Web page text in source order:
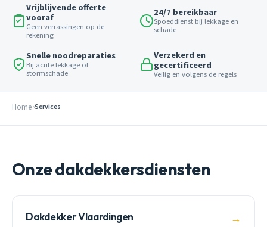
Vrijblijvende offerte
vooraf
Geen verrassingen op de
rekening
24/7 bereikbaar
Spoeddienst bij lekkage en
schade
Snelle noodreparaties
Bij acute lekkage of
stormschade
Verzekerd en
gecertificeerd
Veilig en volgens de regels
Home Services
Onze dakdekkersdiensten
Dakdekker Vlaardingen →